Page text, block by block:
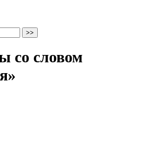
со словом